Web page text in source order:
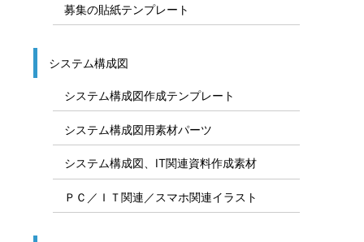
募集の貼紙テンプレート
システム構成図
システム構成図作成テンプレート
システム構成図用素材パーツ
システム構成図、IT関連資料作成素材
ＰＣ／ＩＴ関連／スマホ関連イラスト